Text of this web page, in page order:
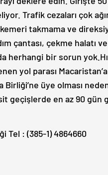
Trafik cezaları çok
takmama ve
çantası, çekme halatı
herhangi bir sorun yok.H
yol parası
Birliği’ne üye olması
geçişlerde en az 90 gün
Tel : (385-1) 4864660